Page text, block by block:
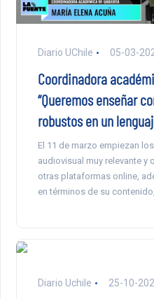
Diario UChile 05-03-
Coordinadora
“Queremos enseñar
robustos en un
El 11 de marzo empiezan
audiovisual muy relevante y
otras plataformas online,
en términos de su
Diario Uchile 25-10-